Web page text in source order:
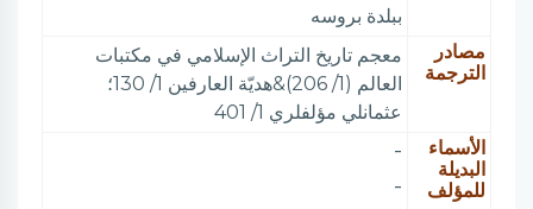
ببلدة بروسه
مصادر
الترجمة
معجم تاريخ التراث الإسلامي في مكتبات
العالم (1/ 206)&هديّة العارفين 1/ 130؛
عثمانلي مؤلفلري 1/ 401
الأسماء
البديلة
للمؤلف
-
-